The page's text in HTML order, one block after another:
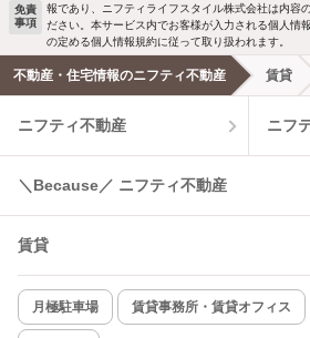
洗濯機置場あり
エアコンあり
温水洗浄便座
コンロ2口以上
新着のみ
新着メール通知を
免責
事項
報であり、ニフティライフスタイル株式会社は内容
ださい。本サービス内でお客様が入力される個人情
の定める個人情報規約に従って取り扱われます。
不動産・住宅情報のニフティ不動産 賃貸
ニフティ不動産 ニフ
＼Because／ ニフティ不動産
賃貸
月極駐車場 賃貸事務所・賃貸オフィス